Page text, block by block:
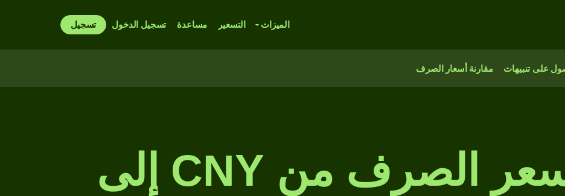
الميزات التسعير مساعدة تسجيل الدخول تسجيل
على تنبيهات مقارنة أسعار الصرف
مخطط سعر الصرف من CNY إلى